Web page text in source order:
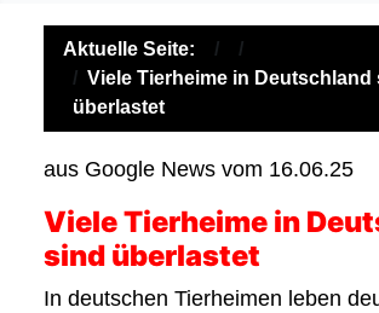
Aktuelle Seite:
Viele Tierheime in Deutschland
überlastet
aus Google News vom 16.06.25
Viele Tierheime in
sind überlastet
In deutschen Tierheimen leben